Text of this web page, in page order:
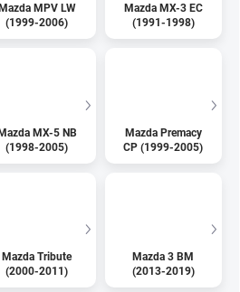
MPV LW
(1999-2006)
Mazda MX-3 EC
(1991-1998)
MX-5 NB
(1998-2005)
Mazda Premacy
CP (1999-2005)
Mazda Tribute
(2000-2011)
Mazda 3 BM
(2013-2019)